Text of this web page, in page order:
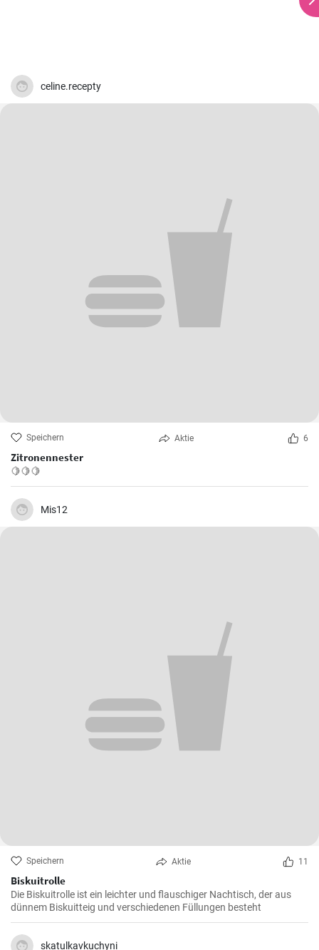
celine.recepty
Speichern Aktie 6
Zitronennester
🍋🍋🍋
Mis12
Speichern Aktie 11
Biskuitrolle
Die Biskuitrolle ist ein leichter und flauschiger Nachtisch, der aus
dünnem Biskuitteig und verschiedenen Füllungen besteht
skatulkavkuchyni